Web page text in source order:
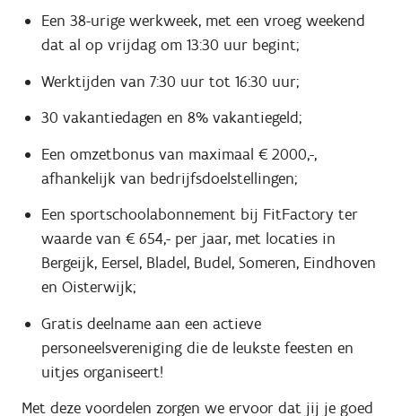
Een 38-urige werkweek, met een vroeg weekend
dat al op vrijdag om 13:30 uur begint;
Werktijden van 7:30 uur tot 16:30 uur;
30 vakantiedagen en 8% vakantiegeld;
Een omzetbonus van maximaal € 2000,-,
afhankelijk van bedrijfsdoelstellingen;
Een sportschoolabonnement bij FitFactory ter
waarde van € 654,- per jaar, met locaties in
Bergeijk, Eersel, Bladel, Budel, Someren, Eindhoven
en Oisterwijk;
Gratis deelname aan een actieve
personeelsvereniging die de leukste feesten en
uitjes organiseert!
Met deze voordelen zorgen we ervoor dat jij je goed